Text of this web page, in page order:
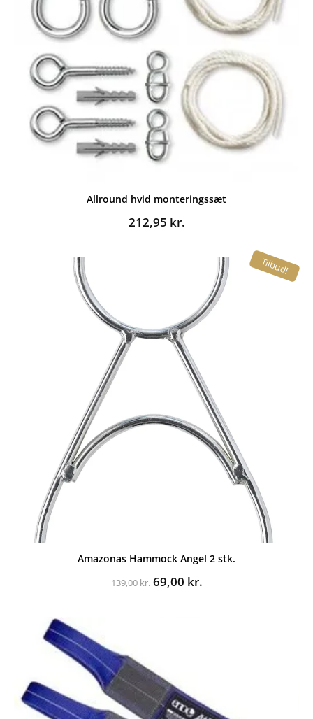
Allround hvid monteringssæt
212,95 kr.
Tilbud!
Amazonas Hammock Angel 2 stk.
139,00kr. Den
69,00 kr.Den